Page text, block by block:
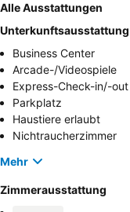
Alle Ausstattungen
Unterkunftsausstattung
Business Center
Arcade-/Videospiele
Express-Check-in/-out
Parkplatz
Haustiere erlaubt
Nichtraucherzimmer
Mehr
Zimmerausstattung